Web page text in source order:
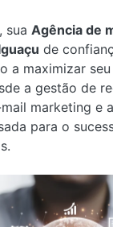
sua Agência de
de
a maximizar
a gestão de
marketing e
para o